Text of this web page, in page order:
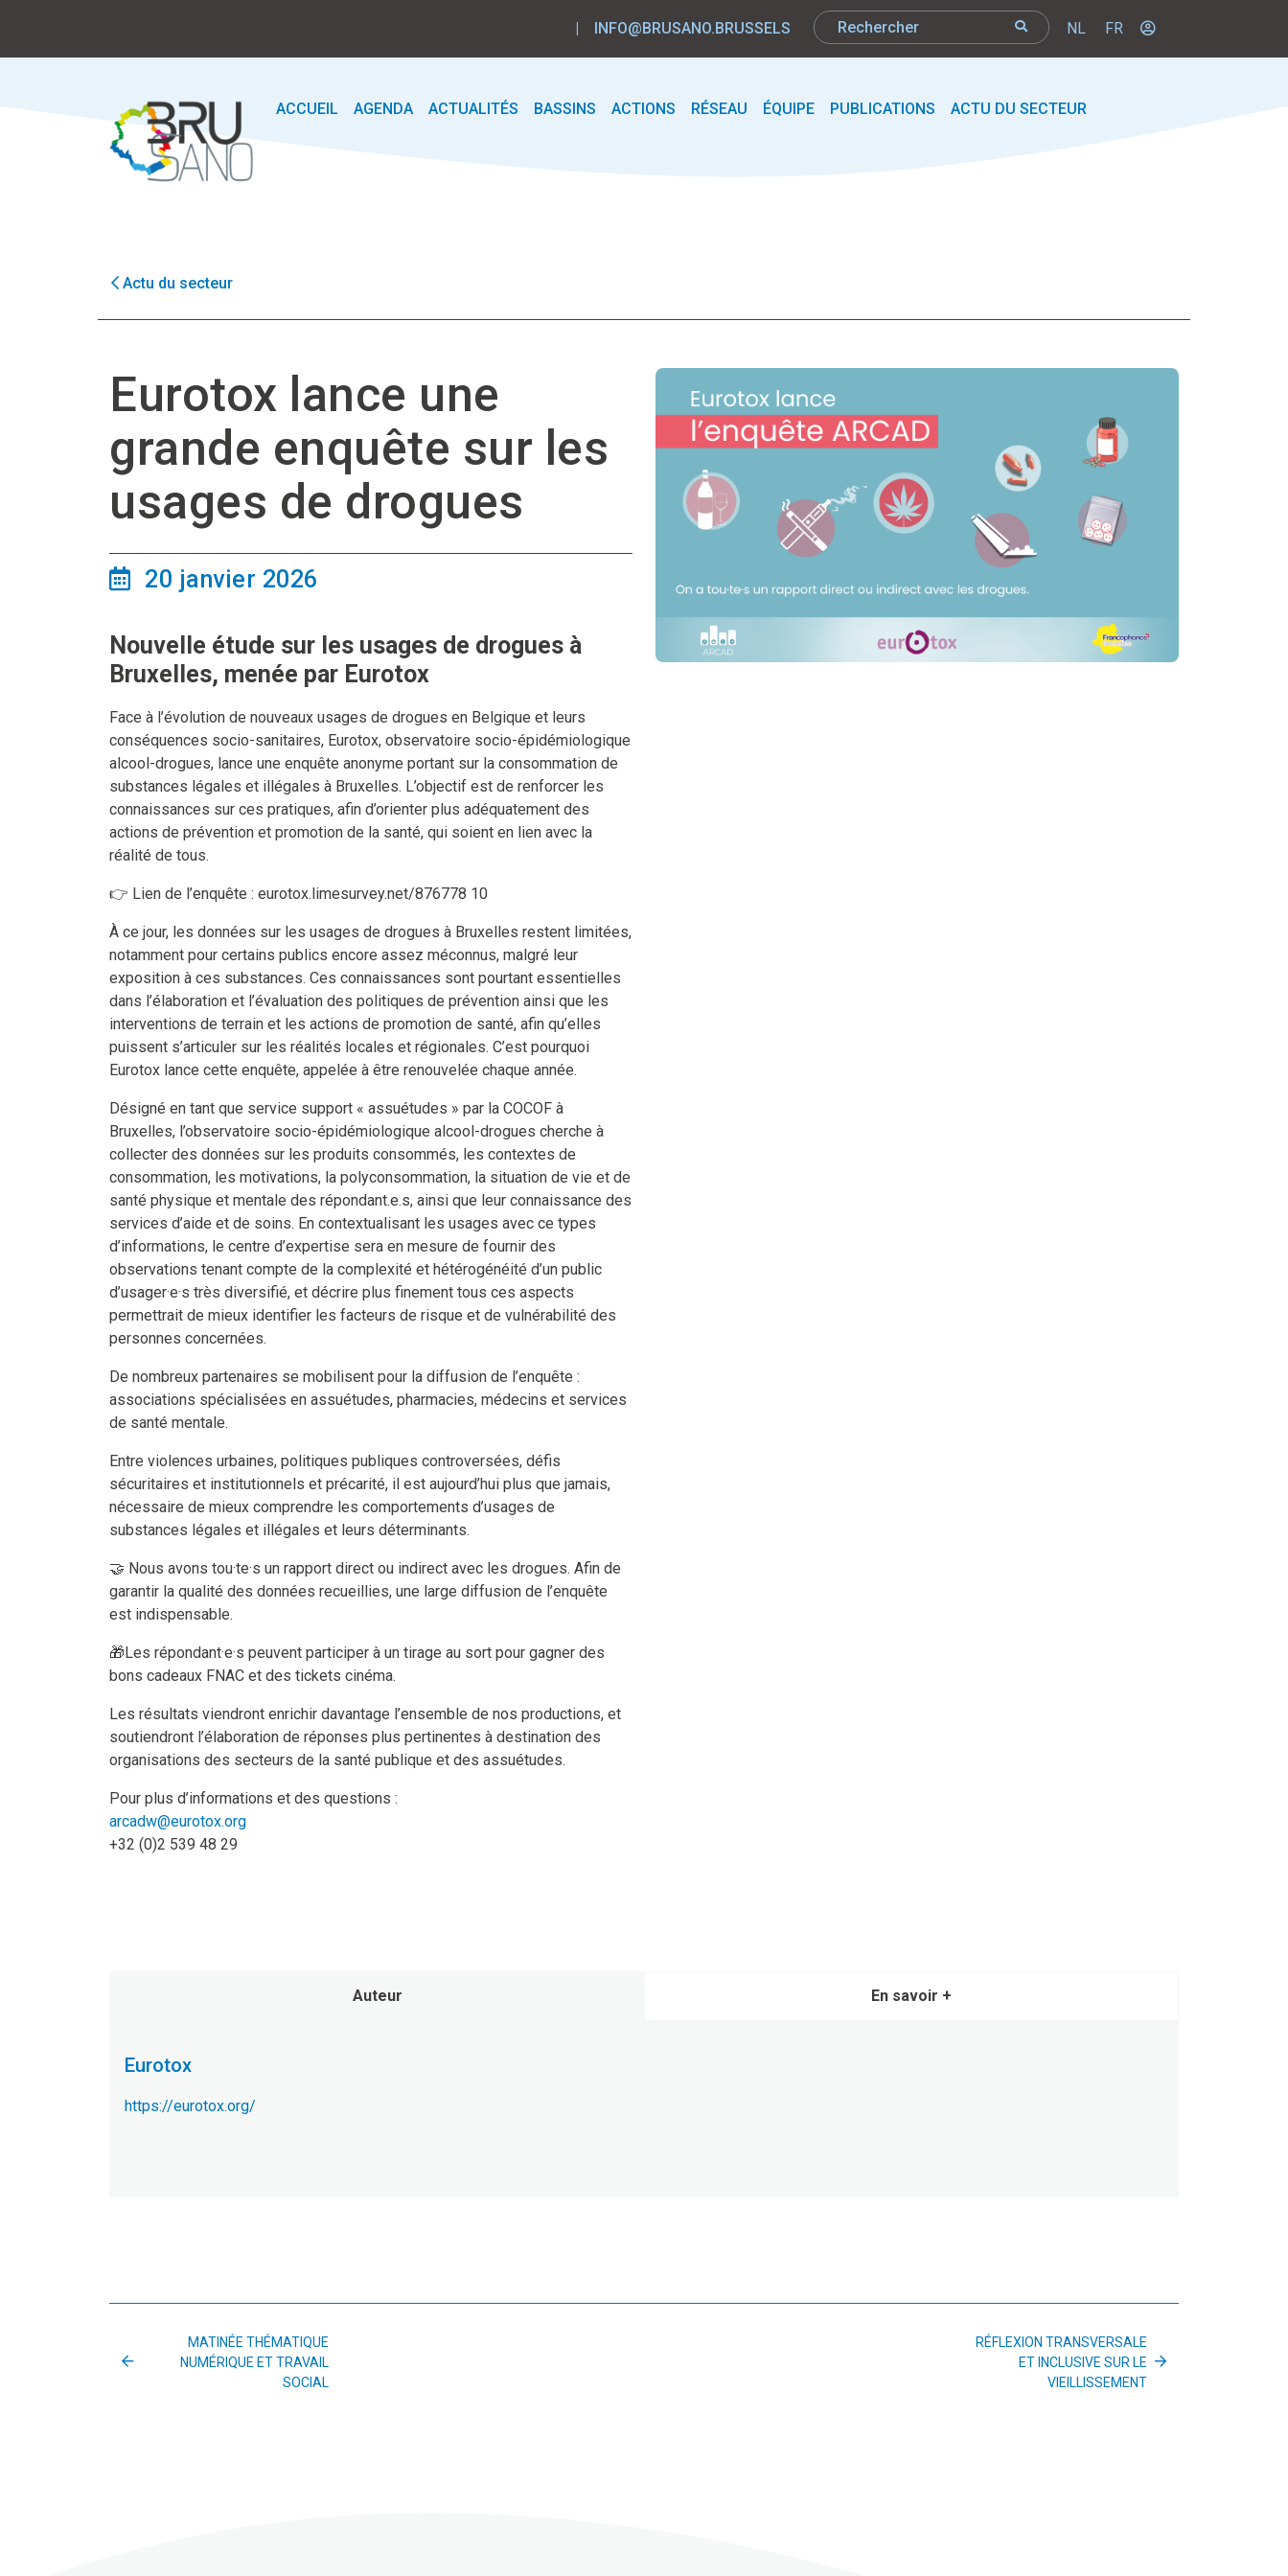
| INFO@BRUSANO.BRUSSELS NL FR
ACCUEIL AGENDA ACTUALITÉS BASSINS ACTIONS RÉSEAU ÉQUIPE PUBLICATIONS ACTU DU SECTEUR
Actu du secteur
Eurotox lance une
grande enquête sur les
usages de drogues
20 janvier 2026
Nouvelle étude sur les usages de drogues à
Bruxelles, menée par Eurotox
Face à l’évolution de nouveaux usages de drogues en Belgique et leurs
conséquences socio-sanitaires, Eurotox, observatoire socio-épidémiologique
alcool-drogues, lance une enquête anonyme portant sur la consommation de
substances légales et illégales à Bruxelles. L’objectif est de renforcer les
connaissances sur ces pratiques, afin d’orienter plus adéquatement des
actions de prévention et promotion de la santé, qui soient en lien avec la
réalité de tous.
👉 Lien de l’enquête : eurotox.limesurvey.net/876778 10
À ce jour, les données sur les usages de drogues à Bruxelles restent limitées,
notamment pour certains publics encore assez méconnus, malgré leur
exposition à ces substances. Ces connaissances sont pourtant essentielles
dans l’élaboration et l’évaluation des politiques de prévention ainsi que les
interventions de terrain et les actions de promotion de santé, afin qu’elles
puissent s’articuler sur les réalités locales et régionales. C’est pourquoi
Eurotox lance cette enquête, appelée à être renouvelée chaque année.
Désigné en tant que service support « assuétudes » par la COCOF à
Bruxelles, l’observatoire socio-épidémiologique alcool-drogues cherche à
collecter des données sur les produits consommés, les contextes de
consommation, les motivations, la polyconsommation, la situation de vie et de
santé physique et mentale des répondant.e.s, ainsi que leur connaissance des
services d’aide et de soins. En contextualisant les usages avec ce types
d’informations, le centre d’expertise sera en mesure de fournir des
observations tenant compte de la complexité et hétérogénéité d’un public
d’usager·e·s très diversifié, et décrire plus finement tous ces aspects
permettrait de mieux identifier les facteurs de risque et de vulnérabilité des
personnes concernées.
De nombreux partenaires se mobilisent pour la diffusion de l’enquête :
associations spécialisées en assuétudes, pharmacies, médecins et services
de santé mentale.
Entre violences urbaines, politiques publiques controversées, défis
sécuritaires et institutionnels et précarité, il est aujourd’hui plus que jamais,
nécessaire de mieux comprendre les comportements d’usages de
substances légales et illégales et leurs déterminants.
🤝 Nous avons tou·te·s un rapport direct ou indirect avec les drogues. Afin de
garantir la qualité des données recueillies, une large diffusion de l’enquête
est indispensable.
🎁​Les répondant·e·s peuvent participer à un tirage au sort pour gagner des
bons cadeaux FNAC et des tickets cinéma.
Les résultats viendront enrichir davantage l’ensemble de nos productions, et
soutiendront l’élaboration de réponses plus pertinentes à destination des
organisations des secteurs de la santé publique et des assuétudes.
Pour plus d’informations et des questions :
arcadw@eurotox.org
+32 (0)2 539 48 29
Auteur En savoir +
Eurotox
https://eurotox.org/
MATINÉE THÉMATIQUE
NUMÉRIQUE ET TRAVAIL
SOCIAL
RÉFLEXION TRANSVERSALE
ET INCLUSIVE SUR LE
VIEILLISSEMENT